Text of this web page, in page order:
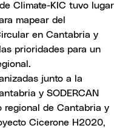
Climate-KIC tuvo lugar
mapear del
en Cantabria y
prioridades para un
junto a la
y SODERCAN
regional de Cantabria y
Cicerone H2020,